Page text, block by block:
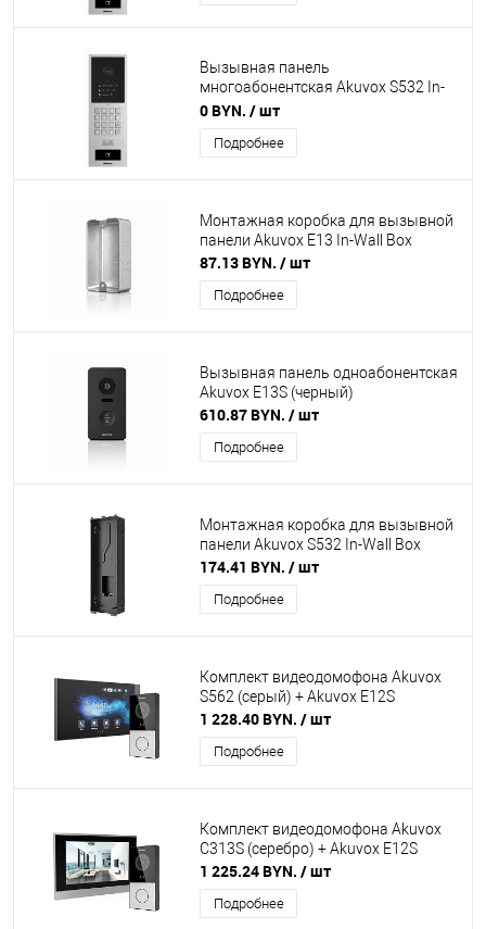
Вызывная панель
многоабонентская Akuvox S532 In-
Wall с коробкой для врезного
монтажа (серебро)
0 BYN. / шт
Подробнее
Монтажная коробка для вызывной
панели Akuvox E13 In-Wall Box
87.13 BYN. / шт
Подробнее
Вызывная панель одноабонентская
Akuvox E13S (черный)
610.87 BYN. / шт
Подробнее
Монтажная коробка для вызывной
панели Akuvox S532 In-Wall Box
174.41 BYN. / шт
Подробнее
Комплект видеодомофона Akuvox
S562 (серый) + Akuvox E12S
1 228.40 BYN. / шт
Подробнее
Комплект видеодомофона Akuvox
C313S (серебро) + Akuvox E12S
1 225.24 BYN. / шт
Подробнее